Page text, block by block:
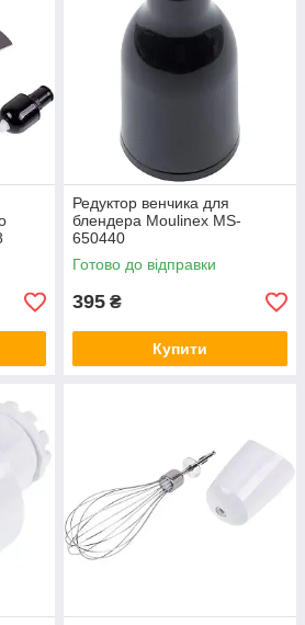
Редуктор венчика для
блендера Moulinex MS-
650440
Готово до відправки
395 ₴
Купити